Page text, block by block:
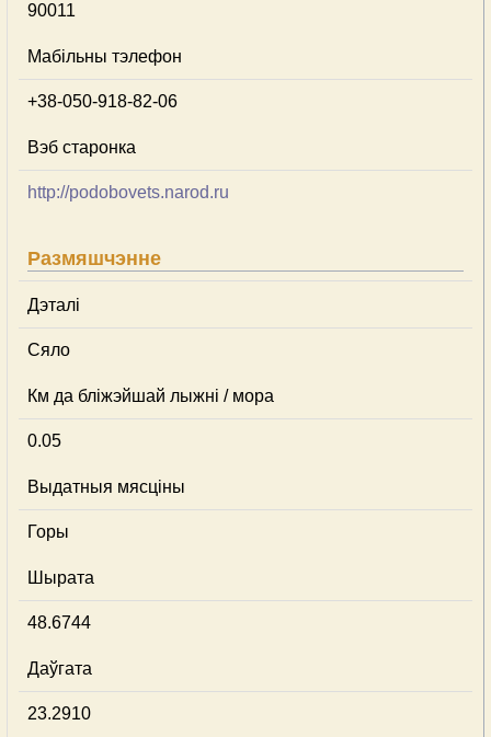
90011
Мабільны тэлефон
+38-050-918-82-06
Вэб старонка
http://podobovets.narod.ru
Размяшчэнне
Дэталі
Сяло
Км да бліжэйшай лыжні / мора
0.05
Выдатныя мясціны
Горы
Шырата
48.6744
Даўгата
23.2910